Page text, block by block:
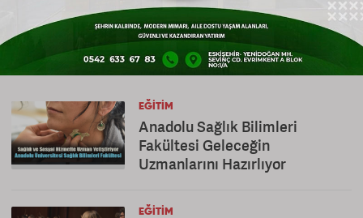
YORUM YAZ
Bu habere yorumlar
ESKIŞEHIR EĞITIM HABERLERI
EĞITIM
Anadolu Sağlık Bilimleri
Fakültesi Geleceğin
Uzmanlarını Hazırlıyor
EĞITIM